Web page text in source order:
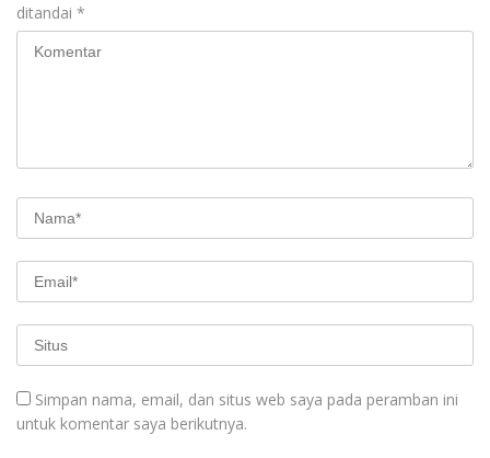
ditandai *
Simpan nama, email, dan situs web saya pada peramban ini
untuk komentar saya berikutnya.